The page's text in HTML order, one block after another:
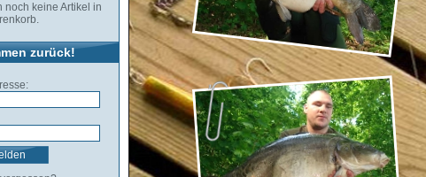
noch keine Artikel in
zurück!